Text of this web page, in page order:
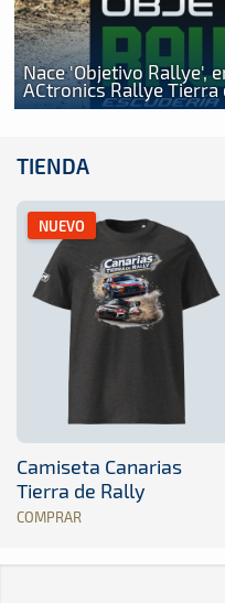
Nace 'Objetivo Rallye',
ACtronics Rallye Tierra
TIENDA
NUEVO
Camiseta Canarias
Tierra de Rally
COMPRAR